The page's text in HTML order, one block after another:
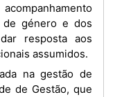
de género e dos
resposta aos
assumidos.
de Gestão, que